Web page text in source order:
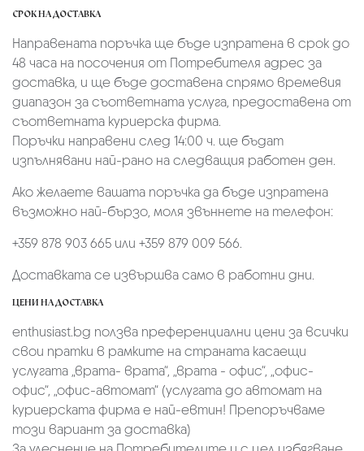
СРОК НА ДОСТАВКА
Направената поръчка ще бъде изпратена в срок до
48 часа на посочения от Потребителя адрес за
доставка, и ще бъде доставена спрямо времевия
диапазон за съответната услуга, предоставена от
съответната куриерска фирма.
Поръчки направени след 14:00 ч. ще бъдат
изпълнявани най-рано на следващия работен ден.
Ако желаете вашата поръчка да бъде изпратена
възможно най-бързо, моля звъннете на телефон:
+359 878 903 665 или +359 879 009 566.
Доставката се извършва само в работни дни.
ЦЕНИ НА ДОСТАВКА
enthusiast.bg ползва преференциални цени за всички
свои пратки в рамките на страната касаещи
услугата „врата- врата“, „врата - офис“, „oфис-
офис“, „офис-автомат“ (услугата до автомат на
куриерската фирма е най-евтин! Препоръчваме
този вариант за доставка)